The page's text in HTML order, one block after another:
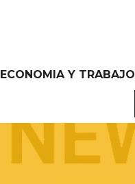
ECONOMIA Y TRABAJO